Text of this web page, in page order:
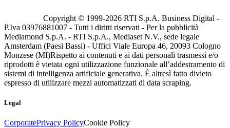
Copyright © 1999-2026 RTI S.p.A. Business Digital -
P.Iva 03976881007 - Tutti i diritti riservati - Per la pubblicità
Mediamond S.p.A. - RTI S.p.A., Mediaset N.V., sede legale
Amsterdam (Paesi Bassi) - Uffici Viale Europa 46, 20093 Cologno
Monzese (MI)Rispetto ai contenuti e ai dati personali trasmessi e/o
riprodotti è vietata ogni utilizzazione funzionale all’addestramento di
sistemi di intelligenza artificiale generativa. È altresì fatto divieto
espresso di utilizzare mezzi automatizzati di data scraping.
Legal
CorporatePrivacy PolicyCookie Policy